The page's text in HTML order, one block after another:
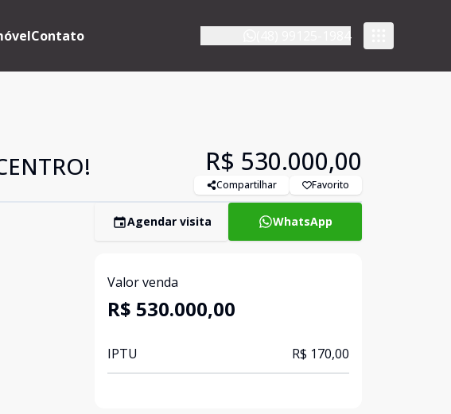
Contato
R$ 530.000,00
Compartilhar Favorito
Agendar visita WhatsApp
Valor venda
R$ 530.000,00
IPTU R$ 170,00